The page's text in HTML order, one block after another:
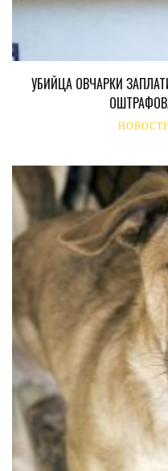
УБИЙЦА ОВЧАРКИ